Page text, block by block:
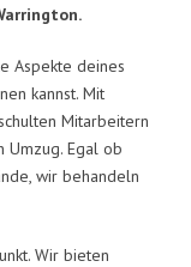
Aspekte deines
kannst. Mit
Mitarbeitern
Umzug. Egal ob
wir behandeln
Wir bieten